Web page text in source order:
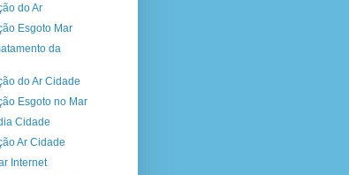
do Ar
Esgoto Mar
da
do Ar Cidade
Esgoto no Mar
Cidade
Ar Cidade
Internet